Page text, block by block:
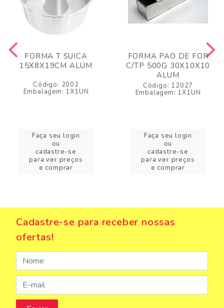
FORMA T SUICA
15X8X19CM ALUM
Código: 2002
Embalagem: 1X1UN
Faça seu login
ou
cadastre-se
para ver preços
e comprar
FORMA PAO DE FOR
C/TP 500G 30X10X10
ALUM
Código: 12027
Embalagem: 1X1UN
Faça seu login
ou
cadastre-se
para ver preços
e comprar
Cadastre-se para receber nossas
ofertas!